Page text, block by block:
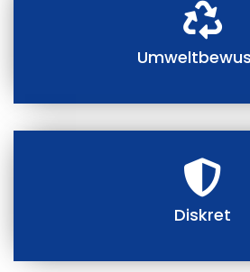
Diskret